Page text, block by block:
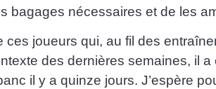
bagages nécessaires et de les
ces joueurs qui, au fil des
des dernières semaines, il
il y a quinze jours. J’espère